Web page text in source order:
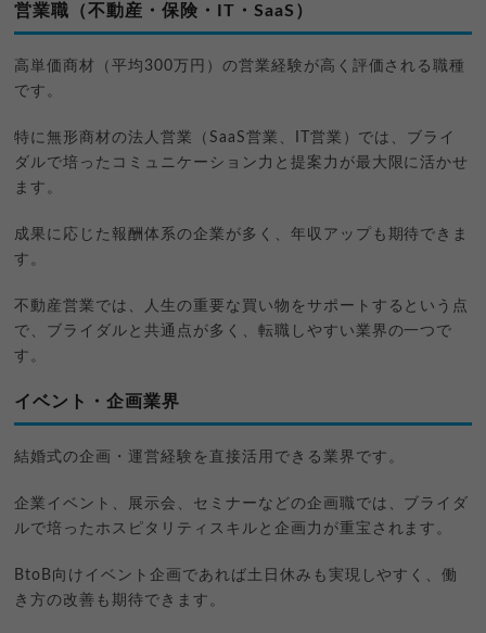
営業職（不動産・保険・IT・SaaS）
高単価商材（平均300万円）の営業経験が高く評価される職種
です。
特に無形商材の法人営業（SaaS営業、IT営業）では、ブライ
ダルで培ったコミュニケーション力と提案力が最大限に活かせ
ます。
成果に応じた報酬体系の企業が多く、年収アップも期待できま
す。
不動産営業では、人生の重要な買い物をサポートするという点
で、ブライダルと共通点が多く、転職しやすい業界の一つで
す。
イベント・企画業界
結婚式の企画・運営経験を直接活用できる業界です。
企業イベント、展示会、セミナーなどの企画職では、ブライダ
ルで培ったホスピタリティスキルと企画力が重宝されます。
BtoB向けイベント企画であれば土日休みも実現しやすく、働
き方の改善も期待できます。